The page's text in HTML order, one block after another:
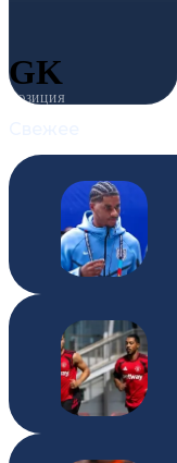
GK
ПОЗИЦИЯ